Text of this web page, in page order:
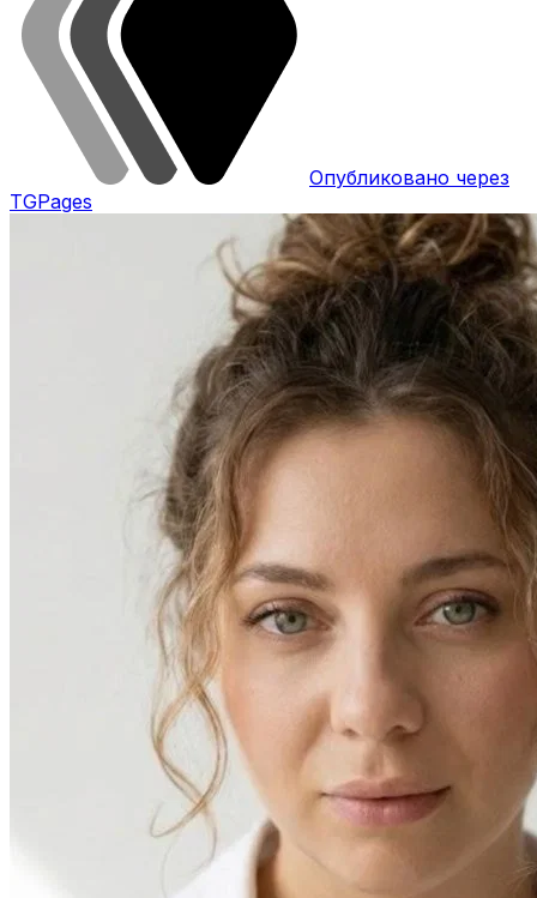
Опубликовано через
TGPages